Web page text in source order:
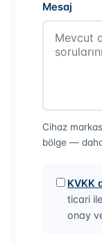
Mesaj
Cihaz
bölge — daha
KVKK
ticari
onay